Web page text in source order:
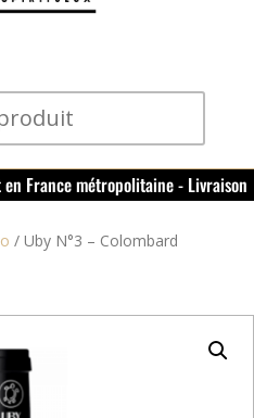
France métropolitaine - Livraison
(16) dès 50€ d'achat
/ Uby N°3 – Colombard